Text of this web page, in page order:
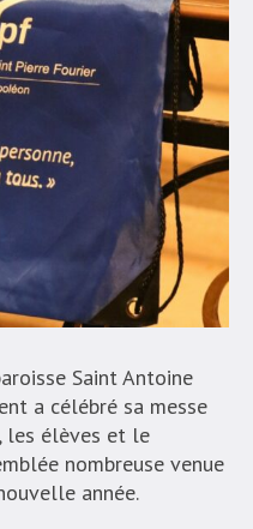
Saint Antoine
a célébré sa messe
les élèves et le
nombreuse venue
année.